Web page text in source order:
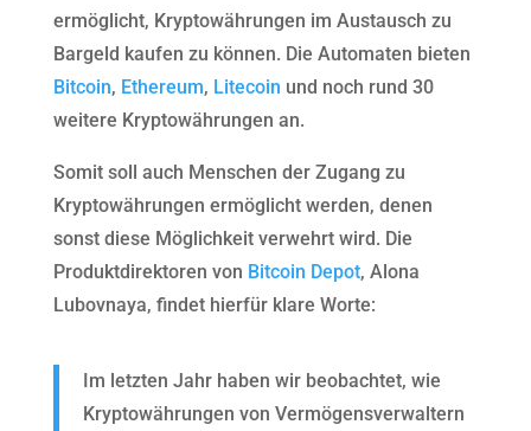
ermöglicht, Kryptowährungen im Austausch zu
Bargeld kaufen zu können. Die Automaten bieten
Bitcoin, Ethereum, Litecoin und noch rund 30
weitere Kryptowährungen an.
Somit soll auch Menschen der Zugang zu
Kryptowährungen ermöglicht werden, denen
sonst diese Möglichkeit verwehrt wird. Die
Produktdirektoren von Bitcoin Depot, Alona
Lubovnaya, findet hierfür klare Worte:
Im letzten Jahr haben wir beobachtet, wie
Kryptowährungen von Vermögensverwaltern